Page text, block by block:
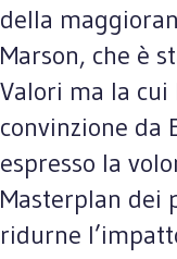
della
Marson, che è
Valori ma la cui
convinzione da
espresso la
Masterplan dei
ridurne